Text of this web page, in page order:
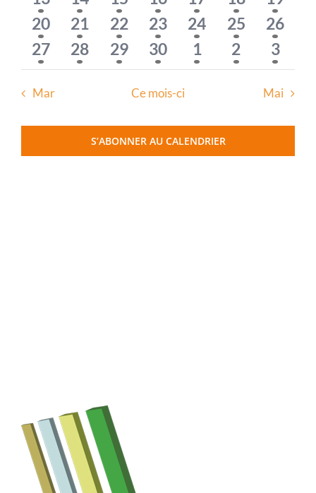
évènementévènementévènements
évènements
évènements
évènements
2
évènements
20
3
évènements
21
3
évènements
22
2
évènements
23
2
évènements
24
2
évènements
25
2
26
2
évènements
27
2
évènements
28
4
évènements
29
2
évènements
30
2
évènements
1
2
2
2
3
Mar Ce mois-ci Mai
S’ABONNER AU CALENDRIER